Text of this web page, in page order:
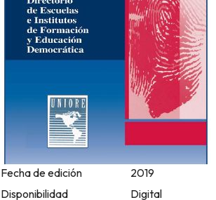
Fecha de edición
2019
Disponibilidad
Digital